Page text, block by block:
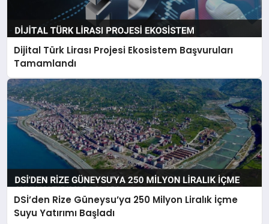
Dijital Türk Lirası Projesi Ekosistem Başvuruları
Tamamlandı
DSİ’den Rize Güneysu’ya 250 Milyon Liralık İçme
Suyu Yatırımı Başladı